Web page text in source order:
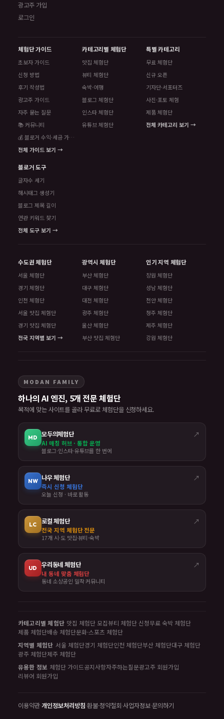
광고주 가입
로그인
체험단 가이드
초보자 가이드
신청 방법
후기 작성법
광고주 가이드
자주 묻는 질문
📚 커뮤니티
💰 블로거 수익·세금 가이드
전체 가이드 보기 →
카테고리별 체험단
맛집 체험단
뷰티 체험단
숙박·여행
블로그 체험단
인스타 체험단
유튜브 체험단
특별 카테고리
무료 체험단
신규 오픈
기자단·서포터즈
사진·포토 체험
제품 체험단
전체 카테고리 보기 →
블로거 도구
글자수 세기
해시태그 생성기
블로그 제목 길이
연관 키워드 찾기
전체 도구 보기 →
수도권 체험단
서울 체험단
경기 체험단
인천 체험단
서울 맛집 체험단
경기 맛집 체험단
전국 지역별 보기 →
광역시 체험단
부산 체험단
대구 체험단
대전 체험단
광주 체험단
울산 체험단
부산 맛집 체험단
인기 지역 체험단
창원 체험단
성남 체험단
천안 체험단
청주 체험단
제주 체험단
강원 체험단
MODAN FAMILY
하나의 AI 엔진, 5개 전문 체험단
목적에 맞는 사이트를 골라 무료로 체험단을 신청하세요.
MD 모두의체험단 ↗
AI 매칭 허브 · 통합 운영
블로그·인스타·유튜브를 한 번에
NW 나우 체험단 ↗
즉시 신청 체험단
오늘 신청 · 바로 활동
LC 로컬 체험단 ↗
전국 지역 체험단 전문
17개 시·도 맛집·뷰티·숙박
UD 우리동네 체험단 ↗
내 동네 맞춤 체험단
동네 소상공인 밀착 커뮤니티
카테고리별 체험단 맛집 체험단 모집뷰티 체험단 신청무료 숙박 체험단
제품 체험단배송 체험단문화·스포츠 체험단
지역별 체험단 서울 체험단경기 체험단인천 체험단부산 체험단대구 체험단
광주 체험단제주 체험단
유용한 정보 체험단 가이드공지사항자주하는질문광고주 회원가입
리뷰어 회원가입
이용약관·개인정보처리방침·환불·청약철회·사업자정보·문의하기